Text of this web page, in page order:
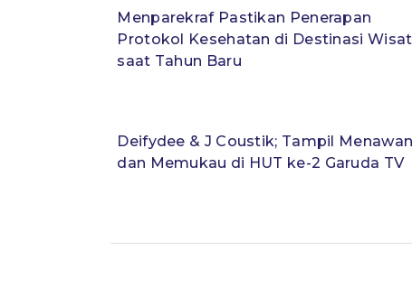
Menparekraf Pastikan Penerapan
Protokol Kesehatan di Destinasi
saat Tahun Baru
Deifydee & J Coustik; Tampil Menawan
dan Memukau di HUT ke-2 Garuda TV